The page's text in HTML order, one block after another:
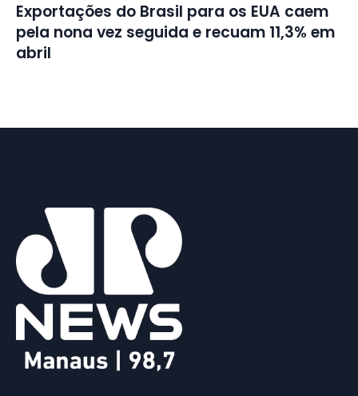
Exportações do Brasil para os EUA caem
pela nona vez seguida e recuam 11,3% em
abril